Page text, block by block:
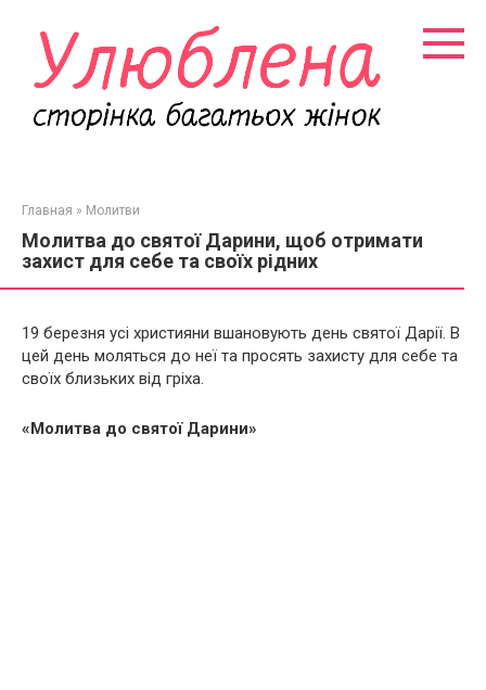
контенту
Главная » Молитви
Молитва до святої Дарини, щоб отримати
захист для себе та своїх рідних
19 березня усі християни вшановують день святої Дарії. В
цей день моляться до неї та просять захисту для себе та
своїх близьких від гріха.
«Молитва до святої Дарини»